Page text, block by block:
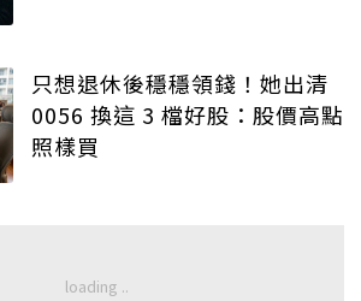
只想退休後穩穩領錢！她出清
0056 換這 3 檔好股：股價高點
照樣買